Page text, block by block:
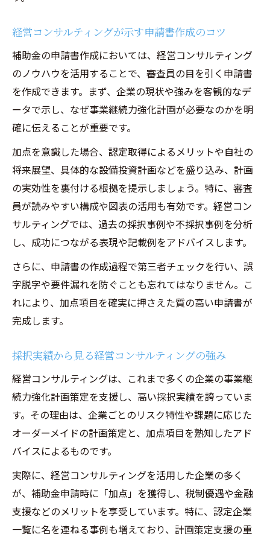
経営コンサルティングが示す申請書作成のコツ
補助金の申請書作成においては、経営コンサルティング
のノウハウを活用することで、審査員の目を引く申請書
を作成できます。まず、企業の現状や強みを客観的なデ
ータで示し、なぜ事業継続力強化計画が必要なのかを明
確に伝えることが重要です。
加点を意識した場合、認定取得によるメリットや自社の
将来展望、具体的な設備投資計画などを盛り込み、計画
の実効性を裏付ける根拠を提示しましょう。特に、審査
員が読みやすい構成や図表の活用も有効です。経営コン
サルティングでは、過去の採択事例や不採択事例を分析
し、成功につながる表現や記載例をアドバイスします。
さらに、申請書の作成過程で第三者チェックを行い、誤
字脱字や要件漏れを防ぐことも忘れてはなりません。こ
れにより、加点項目を確実に押さえた質の高い申請書が
完成します。
採択実績から見る経営コンサルティングの強み
経営コンサルティングは、これまで多くの企業の事業継
続力強化計画策定を支援し、高い採択実績を誇っていま
す。その理由は、企業ごとのリスク特性や課題に応じた
オーダーメイドの計画策定と、加点項目を熟知したアド
バイスによるものです。
実際に、経営コンサルティングを活用した企業の多く
が、補助金申請時に「加点」を獲得し、税制優遇や金融
支援などのメリットを享受しています。特に、認定企業
一覧に名を連ねる事例も増えており、計画策定支援の重